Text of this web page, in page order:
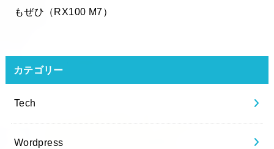
もぜひ（RX100 M7）
カテゴリー
Tech
Wordpress